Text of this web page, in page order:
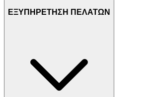
ΕΞΥΠΗΡΕΤΗΣΗ ΠΕΛΑΤΩΝ